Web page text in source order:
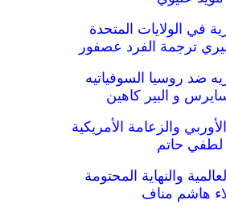
في الولايات المتحدة
ترجمة الفرد عصفور
ضد روسيا السوفياتيه
و البير كاهين
والزعامة الأمريكية
لطفي حاتم
والنهاية المحتومة
هاشم مناف